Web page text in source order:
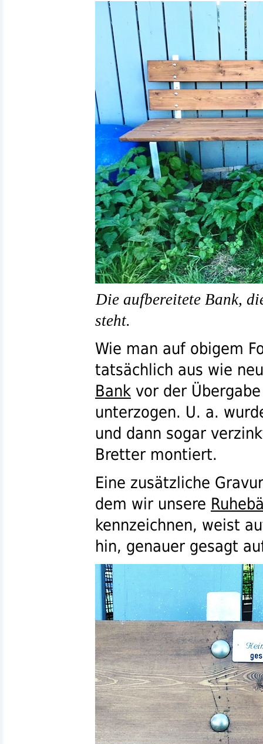
Die aufbereitete Bank,
steht.
Wie man auf obigem
tatsächlich aus wie
Bank vor der
unterzogen. U. a.
und dann sogar
Bretter montiert.
Eine zusätzliche
dem wir unsere
kennzeichnen, weist
hin, genauer gesagt